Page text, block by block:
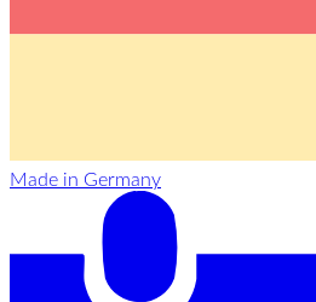
Made in Germany